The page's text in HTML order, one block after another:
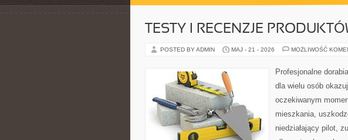
TESTY I RECENZJE
POSTED BY ADMIN MAJ - 21 - 2026 MOŻLIWOŚĆ
Profesjonalne
dla wielu osób
oczekiwanym
mieszkania,
niedziałający pilot,